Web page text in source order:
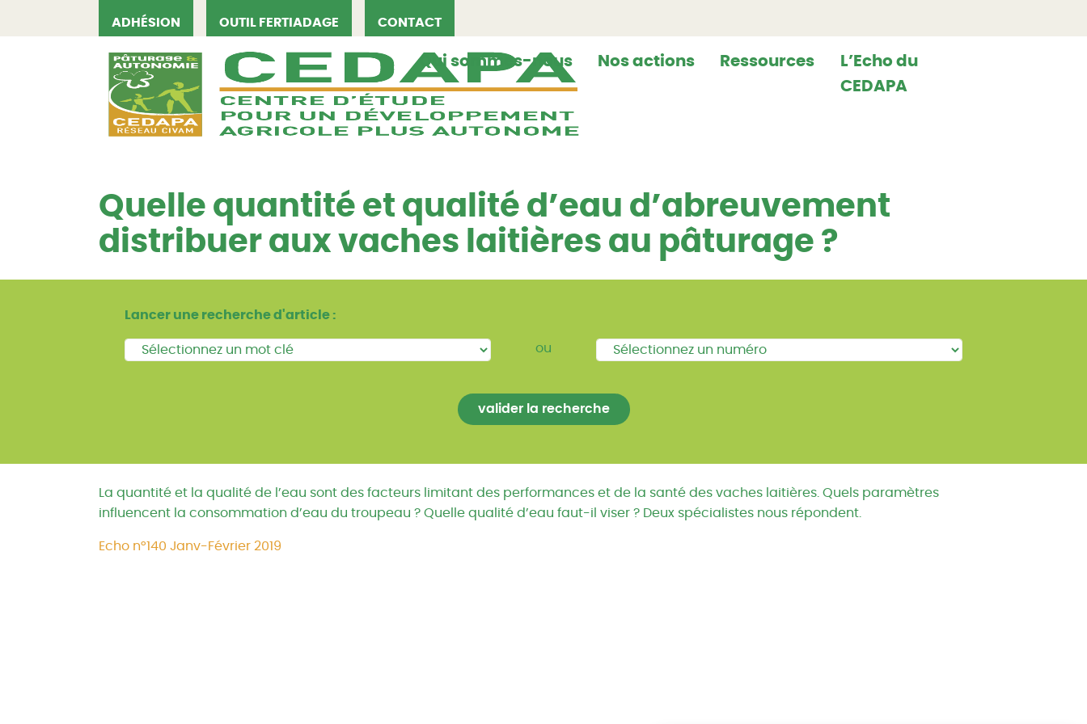
ADHÉSION OUTIL FERTIADAGE CONTACT
CEDAPA Qui sommes-nous Nos actions Ressources
L’Echo du
CEDAPA
Quelle quantité et qualité d’eau d’abreuvement
distribuer aux vaches laitières au pâturage ?
Lancer une recherche d'article :
ou
La quantité et la qualité de l’eau sont des facteurs limitant des performances et de la santé des vaches laitières. Quels paramètres
influencent la consommation d’eau du troupeau ? Quelle qualité d’eau faut-il viser ? Deux spécialistes nous répondent.
Echo n°140 Janv-Février 2019